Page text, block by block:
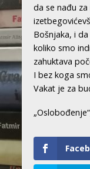
da se nađu
Bošnjaka, i
koliko smo
zahuktava
I bez koga
Vakat je za